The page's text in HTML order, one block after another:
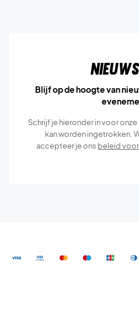
Blijf op de hoogte van
Schrijf je hieronder in voor
kan worden ingetrokken.
accepteer je ons beleid